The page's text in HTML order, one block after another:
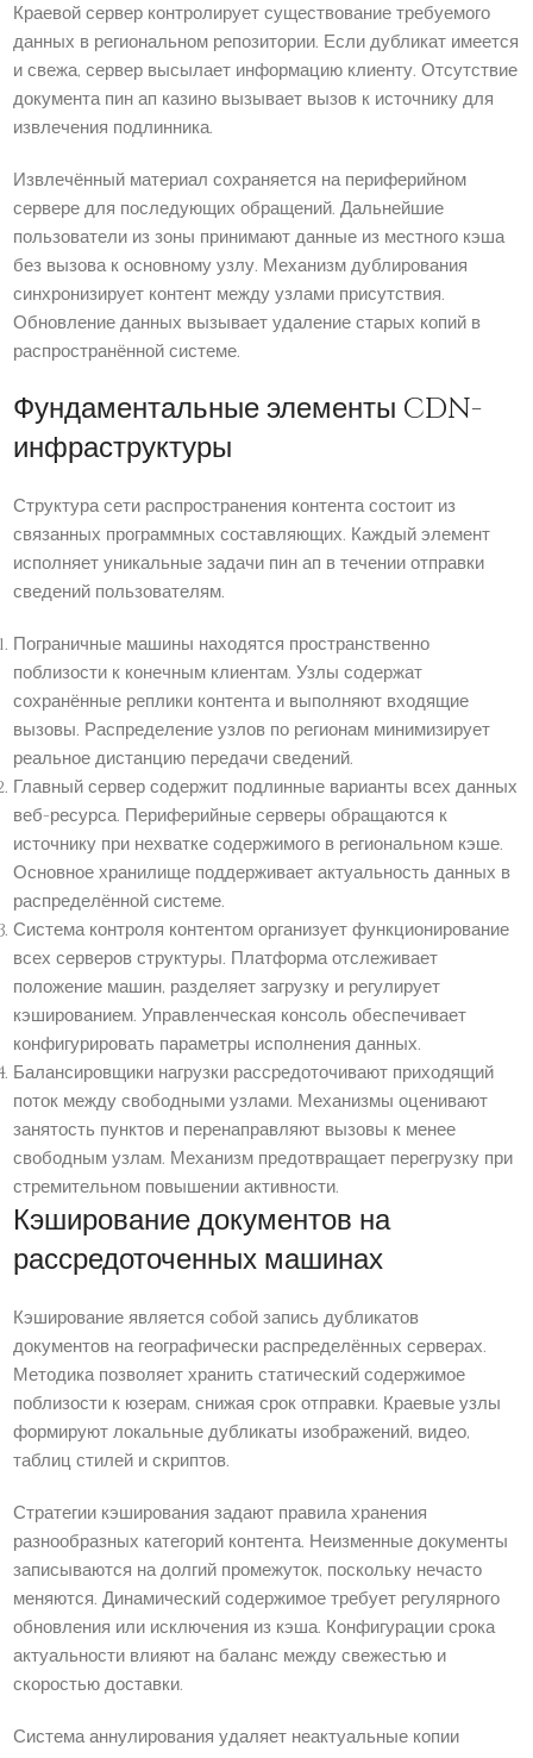
Краевой сервер контролирует существование требуемого
данных в региональном репозитории. Если дубликат имеется
и свежа, сервер высылает информацию клиенту. Отсутствие
документа пин ап казино вызывает вызов к источнику для
извлечения подлинника.
Извлечённый материал сохраняется на периферийном
сервере для последующих обращений. Дальнейшие
пользователи из зоны принимают данные из местного кэша
без вызова к основному узлу. Механизм дублирования
синхронизирует контент между узлами присутствия.
Обновление данных вызывает удаление старых копий в
распространённой системе.
Фундаментальные элементы CDN-
инфраструктуры
Структура сети распространения контента состоит из
связанных программных составляющих. Каждый элемент
исполняет уникальные задачи пин ап в течении отправки
сведений пользователям.
Пограничные машины находятся пространственно
поблизости к конечным клиентам. Узлы содержат
сохранённые реплики контента и выполняют входящие
вызовы. Распределение узлов по регионам минимизирует
реальное дистанцию передачи сведений.
Главный сервер содержит подлинные варианты всех данных
веб-ресурса. Периферийные серверы обращаются к
источнику при нехватке содержимого в региональном кэше.
Основное хранилище поддерживает актуальность данных в
распределённой системе.
Система контроля контентом организует функционирование
всех серверов структуры. Платформа отслеживает
положение машин, разделяет загрузку и регулирует
кэшированием. Управленческая консоль обеспечивает
конфигурировать параметры исполнения данных.
Балансировщики нагрузки рассредоточивают приходящий
поток между свободными узлами. Механизмы оценивают
занятость пунктов и перенаправляют вызовы к менее
свободным узлам. Механизм предотвращает перегрузку при
стремительном повышении активности.
Кэширование документов на
рассредоточенных машинах
Кэширование является собой запись дубликатов
документов на географически распределённых серверах.
Методика позволяет хранить статический содержимое
поблизости к юзерам, снижая срок отправки. Краевые узлы
формируют локальные дубликаты изображений, видео,
таблиц стилей и скриптов.
Стратегии кэширования задают правила хранения
разнообразных категорий контента. Неизменные документы
записываются на долгий промежуток, поскольку нечасто
меняются. Динамический содержимое требует регулярного
обновления или исключения из кэша. Конфигурации срока
актуальности влияют на баланс между свежестью и
скоростью доставки.
Система аннулирования удаляет неактуальные копии